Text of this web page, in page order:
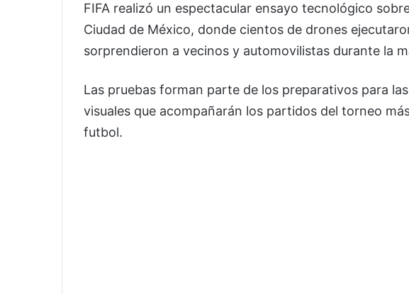
FIFA realizó un espectacular ensayo tecnológico
Ciudad de México, donde cientos de drones
sorprendieron a vecinos y automovilistas durante la
Las pruebas forman parte de los preparativos para
visuales que acompañarán los partidos del torneo
futbol.